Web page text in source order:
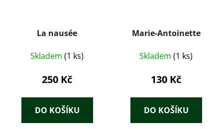
La nausée
Skladem (1 ks)
250 Kč
DO KOŠÍKU
Marie-Antoinette
Skladem (1 ks)
130 Kč
DO KOŠÍKU